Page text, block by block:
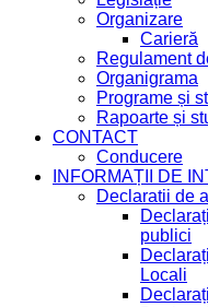
Organizare
Carieră
Regulament
Organigrama
Programe și
Rapoarte și
CONTACT
Conducere
INFORMAȚII DE
Declaratii de
publici
Locali